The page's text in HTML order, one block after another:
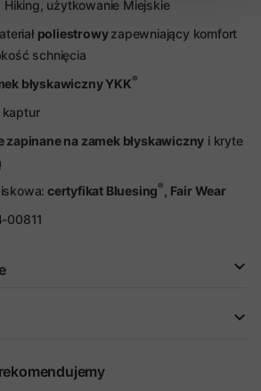
użytkowanie Miejskie
poliestrowyzapewniający komfort
schnięcia
błyskawiczny YKK®
zapinane na zamek błyskawiczny i kryte
certyfikat Bluesing® , Fair Wear
00811